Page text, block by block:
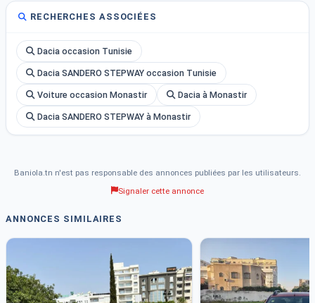
RECHERCHES ASSOCIÉES
Dacia occasion Tunisie
Dacia SANDERO STEPWAY occasion Tunisie
Voiture occasion Monastir Dacia à Monastir
Dacia SANDERO STEPWAY à Monastir
Baniola.tn n'est pas responsable des annonces publiées par les utilisateurs.
Signaler cette annonce
ANNONCES SIMILAIRES